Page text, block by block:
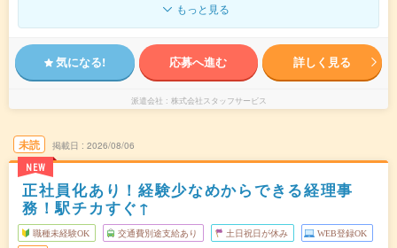
もっと見る
気になる! 応募へ進む 詳しく見る
派遣会社 株式会社スタッフサービス
未読
NEW
掲載日 2026/08/06
正社員化あり！経験少なめからできる経理事
務！駅チカすぐ↑
職種未経験OK 交通費別途支給あり 土日祝日が休み WEB登録OK